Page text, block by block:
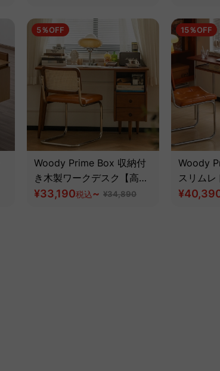
5％OFF
Woody Prime Box 収納付
き木製ワークデスク【高級
天然ツゲ材】
¥33,190税込~ ¥34,890
15％OFF
Woody
スリムレ
【高級天